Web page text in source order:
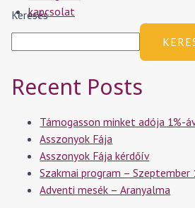
kapcsolat
Keresés
Recent Posts
Támogasson minket adója 1%-
Asszonyok Fája
Asszonyok Fája kérdőív
Szakmai program – Szeptember
Adventi mesék – Aranyalma